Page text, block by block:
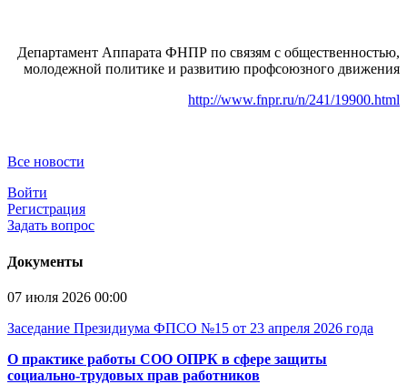
Департамент Аппарата ФНПР по связям с общественностью,
молодежной политике и развитию профсоюзного движения
http://www.fnpr.ru/n/241/19900.html
Все новости
Войти
Регистрация
Задать вопрос
Документы
07 июля 2026 00:00
Заседание Президиума ФПСО №15 от 23 апреля 2026 года
О практике работы СОО ОПРК в сфере защиты
социально-трудовых прав работников